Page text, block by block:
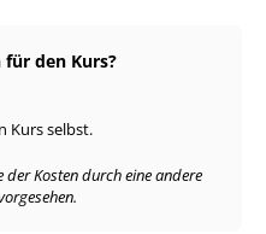
den Kurs?
Kurs selbst.
Kosten durch eine andere